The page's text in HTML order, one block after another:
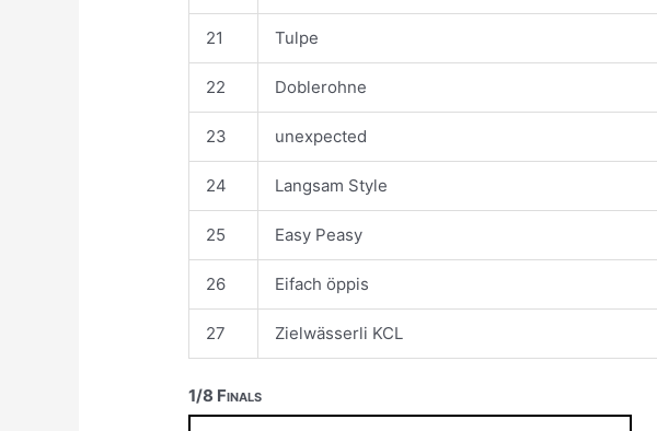
21 Tulpe
22 Doblerohne
23 unexpected
24 Langsam Style
25 Easy Peasy
26 Eifach öppis
27 Zielwässerli KCL
1/8 Finals